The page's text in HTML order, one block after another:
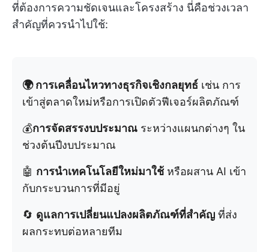
ที่ต้องการความชัดเจนและโครงสร้าง นี่คือช่วงเวลา
สำคัญที่ควรนำไปใช้:
🌍 การเคลื่อนไหวทางธุรกิจเชิงกลยุทธ์ เช่น การ
เข้าสู่ตลาดใหม่หรือการเปิดตัวฟีเจอร์ผลิตภัณฑ์
💰การจัดสรรงบประมาณ ระหว่างแผนกต่างๆ ใน
ช่วงต้นปีงบประมาณ
🤖 การนำเทคโนโลยีใหม่มาใช้หรือผสาน AI เข้า
กับกระบวนการที่มีอยู่
🔄 ดูแลการเปลี่ยนแปลงผลิตภัณฑ์ที่สำคัญ ที่ส่ง
ผลกระทบต่อหลายทีม